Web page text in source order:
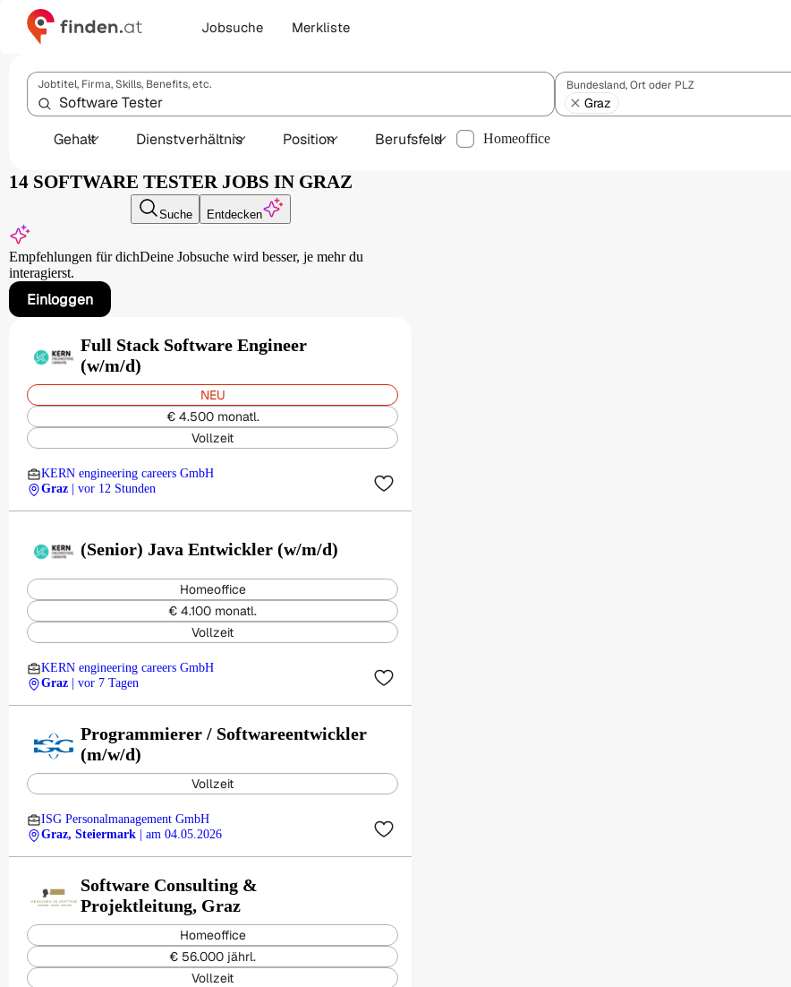
Jobsuche Merkliste
Jobtitel, Firma, Skills, Benefits, etc. Bundesland, Ort oder PLZ
Graz
Gehalt Dienstverhältnis Position Berufsfeld Homeoffice
14 SOFTWARE TESTER JOBS IN GRAZ
Suche Entdecken
Empfehlungen für dichDeine Jobsuche wird besser, je mehr du
interagierst.
Einloggen
Full Stack Software Engineer
(w/m/d)
NEU
€ 4.500 monatl.
Vollzeit
KERN engineering careers GmbH
Graz
| vor 12 Stunden
(Senior) Java Entwickler (w/m/d)
Homeoffice
€ 4.100 monatl.
Vollzeit
KERN engineering careers GmbH
Graz
| vor 7 Tagen
Programmierer / Softwareentwickler
(m/w/d)
Vollzeit
ISG Personalmanagement GmbH
Graz, Steiermark
| am 04.05.2026
Software Consulting &
Projektleitung, Graz
Homeoffice
€ 56.000 jährl.
Vollzeit